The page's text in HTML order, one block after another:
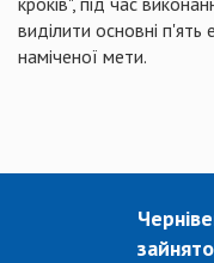
виділити основні п'ять
наміченої мети.